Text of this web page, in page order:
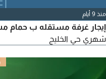
منذ 9 أيام
شهري حي الخليج